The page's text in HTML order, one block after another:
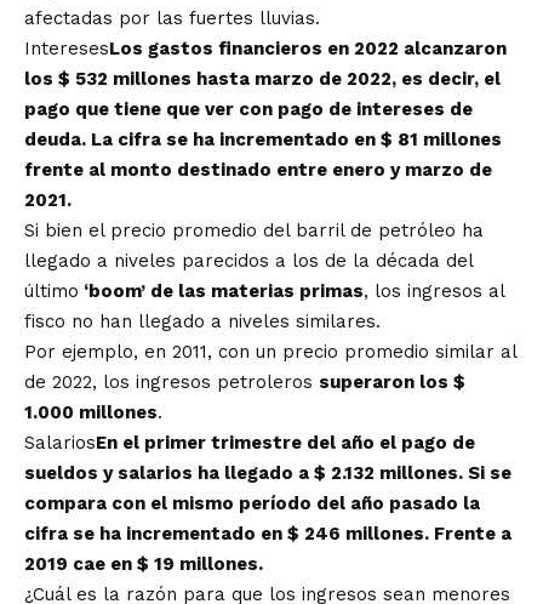
afectadas por las fuertes lluvias.
InteresesLos gastos financieros en 2022 alcanzaron
los $ 532 millones hasta marzo de 2022, es decir, el
pago que tiene que ver con pago de intereses de
deuda. La cifra se ha incrementado en $ 81 millones
frente al monto destinado entre enero y marzo de
2021.
Si bien el precio promedio del barril de petróleo ha
llegado a niveles parecidos a los de la década del
último ‘boom’ de las materias primas, los ingresos al
fisco no han llegado a niveles similares.
Por ejemplo, en 2011, con un precio promedio similar al
de 2022, los ingresos petroleros superaron los $
1.000 millones.
SalariosEn el primer trimestre del año el pago de
sueldos y salarios ha llegado a $ 2.132 millones. Si se
compara con el mismo período del año pasado la
cifra se ha incrementado en $ 246 millones. Frente a
2019 cae en $ 19 millones.
¿Cuál es la razón para que los ingresos sean menores